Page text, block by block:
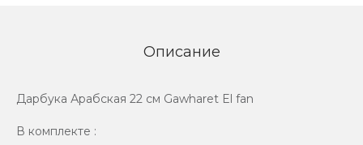
Описание
Дарбука Арабская 22 см Gawharet El fan
В комплекте :